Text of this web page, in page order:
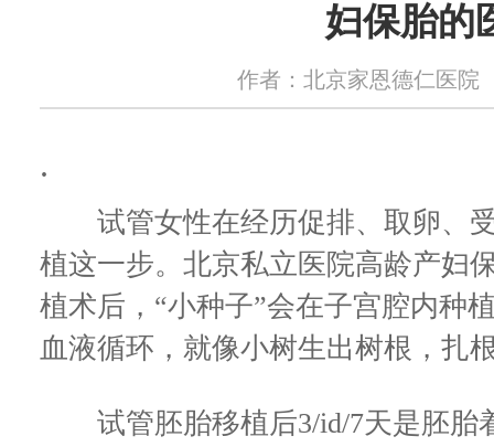
妇保胎的
作者：北京家恩德仁医院
.
试管女性在经历促排、取卵、受
植这一步。北京私立医院高龄产妇
植术后，“小种子”会在子宫腔内种
血液循环，就像小树生出树根，扎
试管胚胎移植后3/id/7天是胚胎